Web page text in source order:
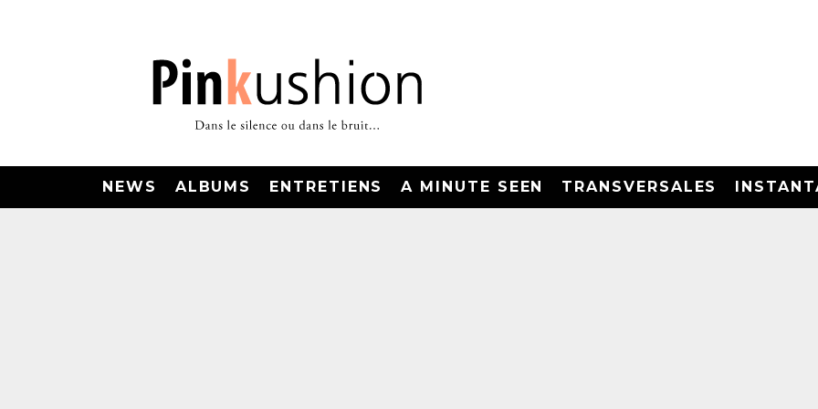
NEWS ALBUMS ENTRETIENS A MINUTE SEEN TRANSVERSALES